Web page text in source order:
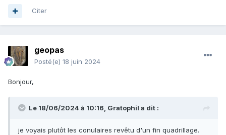
Le deuxième estMonograptus priodon.
Citer
geopas
Posté(e) 18 juin 2024
Bonjour,
Le 18/06/2024 à 10:16, Gratophil a dit :
je voyais plutôt les conulaires revêtu d'un fin quadrillage.